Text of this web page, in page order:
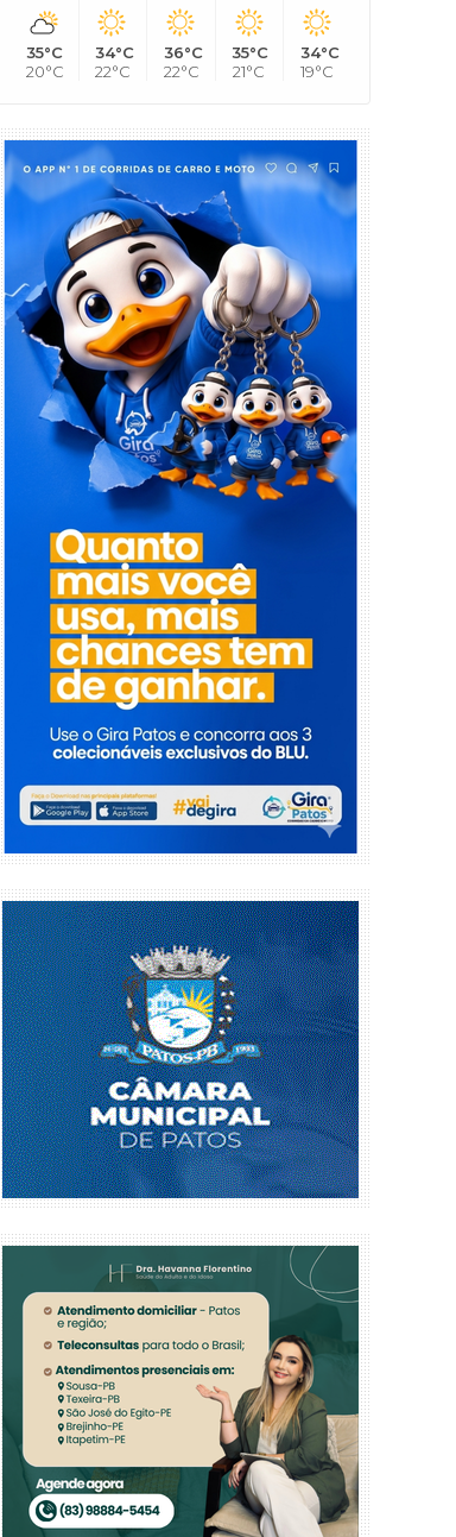
35°C
20°C
34°C
22°C
36°C
22°C
35°C
21°C
34°C
19°C